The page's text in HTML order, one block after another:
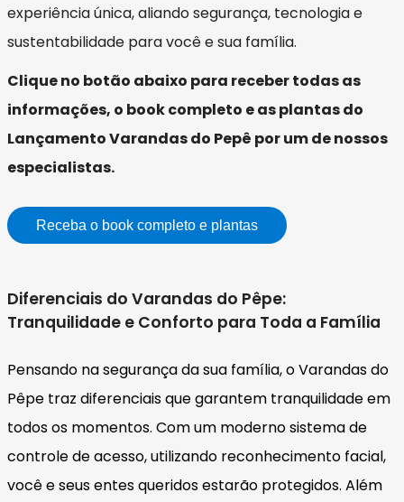
experiência única, aliando segurança, tecnologia e
sustentabilidade para você e sua família.
Clique no botão abaixo para receber todas as
informações, o book completo e as plantas do
Lançamento Varandas do Pepê por um de nossos
especialistas.
Receba o book completo e plantas
Diferenciais do Varandas do Pêpe:
Tranquilidade e Conforto para Toda a Família
Pensando na segurança da sua família, o Varandas do
Pêpe traz diferenciais que garantem tranquilidade em
todos os momentos. Com um moderno sistema de
controle de acesso, utilizando reconhecimento facial,
você e seus entes queridos estarão protegidos. Além